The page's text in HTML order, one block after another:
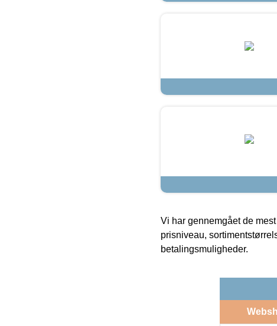
Vi har gennemgået de
prisniveau,
betalingsmuligheder.